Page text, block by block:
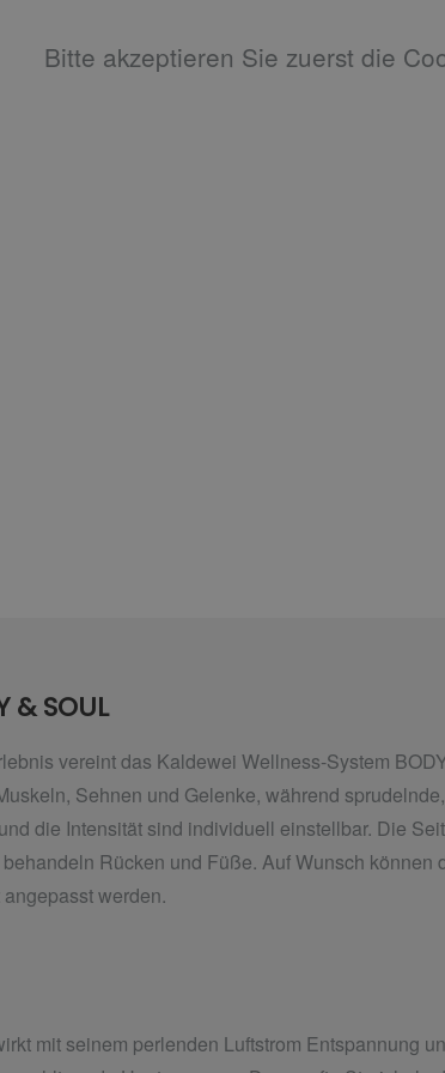
Bitte akzeptieren Sie zuerst die
SOUL
vereint das Kaldewei Wellness-System
Sehnen und Gelenke, während
die Intensität sind individuell einstellbar. Die
Rücken und Füße. AufWunsch können
werden.
mit seinem perlenden Luftstrom Entspannung